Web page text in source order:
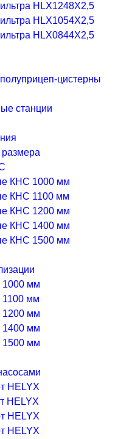
HLX1248X2,5
HLX1054X2,5
HLX0844X2,5
цистерны
станции
КНС 1000 мм
КНС 1100 мм
КНС 1200 мм
КНС 1400 мм
КНС 1500 мм
мм
мм
мм
мм
мм
HELYX
HELYX
HELYX
HELYX